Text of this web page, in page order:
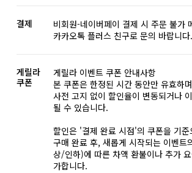
결제
비회원-네이버페이 결제 시 주문 불가
카카오톡 플러스 친구로 문의 바랍니다.
게릴라
쿠폰
게릴라 이벤트 쿠폰 안내사항
본 쿠폰은 한정된 시간 동안만 유효하며
사전 고지 없이 할인율이 변동되거나
될 수 있습니다.
할인은 '결제 완료 시점'의 쿠폰을 기준
구매 완료 후, 새롭게 시작되는 이벤트
상/인하)에 따른 차액 환불이나 추가
가합니다.